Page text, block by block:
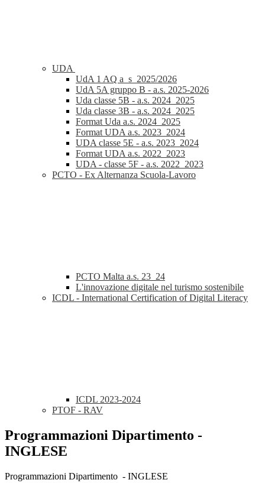
UDA
UdA 1 AQ a_s_2025/2026
UdA 5A gruppo B - a.s. 2025-2026
Uda classe 5B - a.s. 2024_2025
Uda classe 3B - a.s. 2024_2025
Format Uda a.s. 2024_2025
Format UDA a.s. 2023_2024
UDA classe 5E - a.s. 2023_2024
Format UDA a.s. 2022_2023
UDA - classe 5F - a.s. 2022_2023
PCTO - Ex Alternanza Scuola-Lavoro
PCTO Malta a.s. 23_24
L'innovazione digitale nel turismo sostenibile
ICDL - International Certification of Digital Literacy
ICDL 2023-2024
PTOF - RAV
Programmazioni Dipartimento -
INGLESE
Programmazioni Dipartimento - INGLESE